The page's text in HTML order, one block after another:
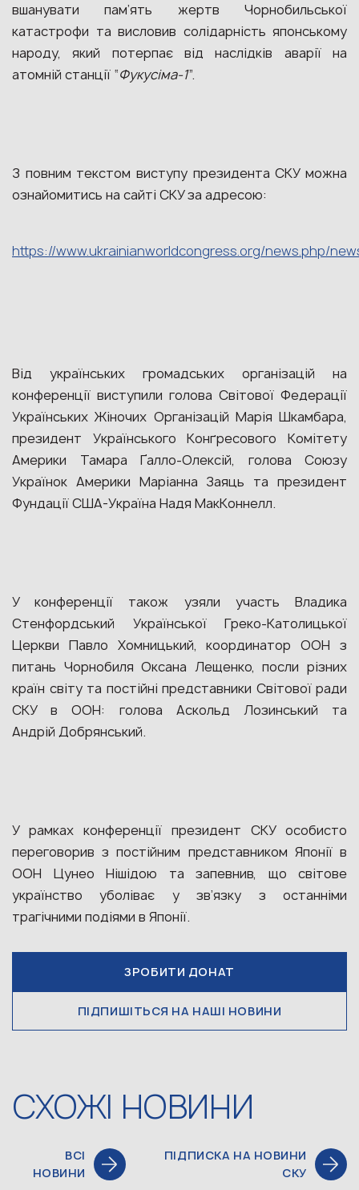
вшанувати пам’ять жертв Чорнобильської
катастрофи та висловив солідарність японському
народу, який потерпає від наслідків аварії на
атомній станції “Фукусіма-1”.
З повним текстом виступу президента СКУ можна
ознайомитись на сайті СКУ за адресою:
https://www.ukrainianworldcongress.org/news.php/
Від українських громадських організацій на
конференції виступили голова Світової Федерації
Українських Жіночих Організацій Марія Шкамбара,
президент Українського Конґресового Комітету
Америки Тамара Ґалло-Олексій, голова Союзу
Українок Америки Маріанна Заяць та президент
Фундації США-Україна Надя МакКоннелл.
У конференції також узяли участь Владика
Стенфордський Української Греко-Католицької
Церкви Павло Хомницький, координатор ООН з
питань Чорнобиля Оксана Лещенко, посли різних
країн світу та постійні представники Світової ради
СКУ в ООН: голова Аскольд Лозинський та
Андрій Добрянський.
У рамках конференції президент СКУ особисто
переговорив з постійним представником Японії в
ООН Цунео Нішідою та запевнив, що світове
українство уболіває у зв’язку з останніми
трагічними подіями в Японії.
ЗРОБИТИ ДОНАТ
ПІДПИШІТЬСЯ НА НАШІ НОВИНИ
СХОЖІ НОВИНИ
ВСІ
НОВИНИ
ПІДПИСКА НА НОВИНИ
СКУ